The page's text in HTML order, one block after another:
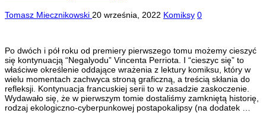
Tomasz Miecznikowski 20 września, 2022 Komiksy 0
Po dwóch i pół roku od premiery pierwszego tomu możemy cieszyć
się kontynuacją “Negalyodu” Vincenta Perriota. I “cieszyc się” to
właściwe określenie oddające wrażenia z lektury komiksu, który w
wielu momentach zachwyca stroną graficzną, a treścią skłania do
refleksji. Kontynuacja francuskiej serii to w zasadzie zaskoczenie.
Wydawało się, że w pierwszym tomie dostaliśmy zamkniętą historię,
rodzaj ekologiczno-cyberpunkowej postapokalipsy (na dodatek …